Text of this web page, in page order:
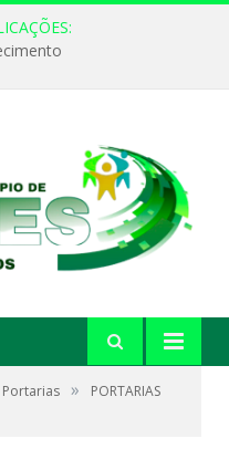
Portarias »
PORTARIAS